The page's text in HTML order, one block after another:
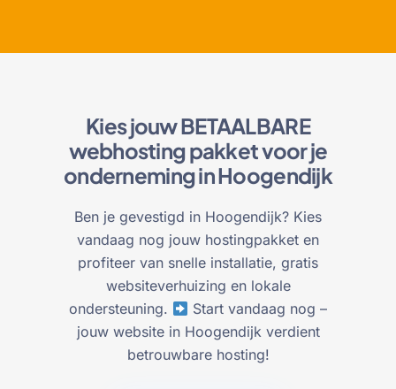
Kies jouw BETAALBARE
webhosting pakket voor je
onderneming in Hoogendijk
Ben je gevestigd in Hoogendijk? Kies
vandaag nog jouw hostingpakket en
profiteer van snelle installatie, gratis
websiteverhuizing en lokale
ondersteuning.
Start vandaag nog –
jouw website in Hoogendijk verdient
betrouwbare hosting!